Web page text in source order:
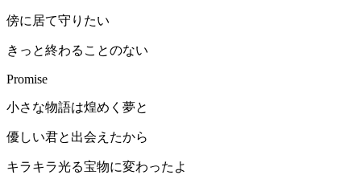
傍に居て守りたい
きっと終わることのない
Promise
小さな物語は煌めく夢と
優しい君と出会えたから
キラキラ光る宝物に変わったよ